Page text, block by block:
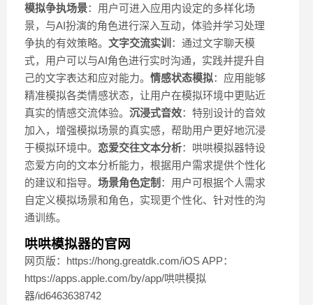
模拟争执场景：用户可进入应用内设定的多样化场
景，与AI扮演的角色进行深入互动，体验并学习处理
争执的有效策略。 文字交流实训 ：通过文字聊天模
式，用户可以与AI角色进行实时沟通，实践并提升自
己的文字表达和应对能力。 情感状态模拟：应用能够
精准模拟各类情感状态，让用户在模拟环境中更贴近
真实的情感交流体验。 沉浸式音效：特别设计的音效
加入，增强模拟场景的真实感，帮助用户更好地沉浸
于模拟环境中。 恋爱交往文本分析：哄哄模拟器特设
恋爱方向的文本分析能力，根据用户需求提供个性化
的建议和指导。 场景角色定制 ：用户可根据个人需求
自定义模拟场景和角色，实现更个性化、针对性的沟
通训练。
哄哄模拟器的官网
网页版：https://hong.greatdk.com/iOS APP：
https://apps.apple.com/by/app/哄哄模拟
器/id6463638742